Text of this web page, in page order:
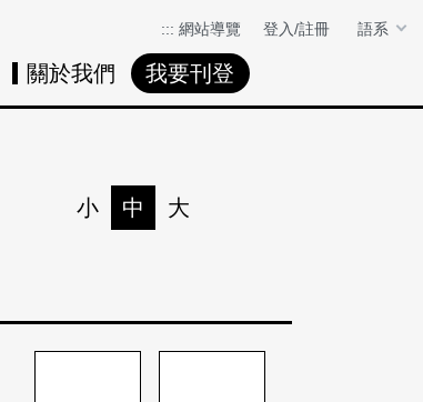
::: 網站導覽 登入/註冊 語系
關於我們 我要刊登
小 中 大